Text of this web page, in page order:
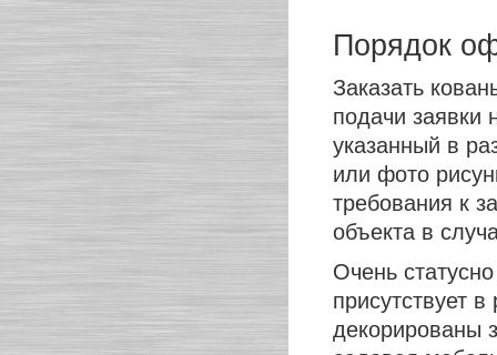
Порядок
Заказать
подачи заявки
указанный в
или фото
требования к
объекта в
Очень
присутствует
декорированы